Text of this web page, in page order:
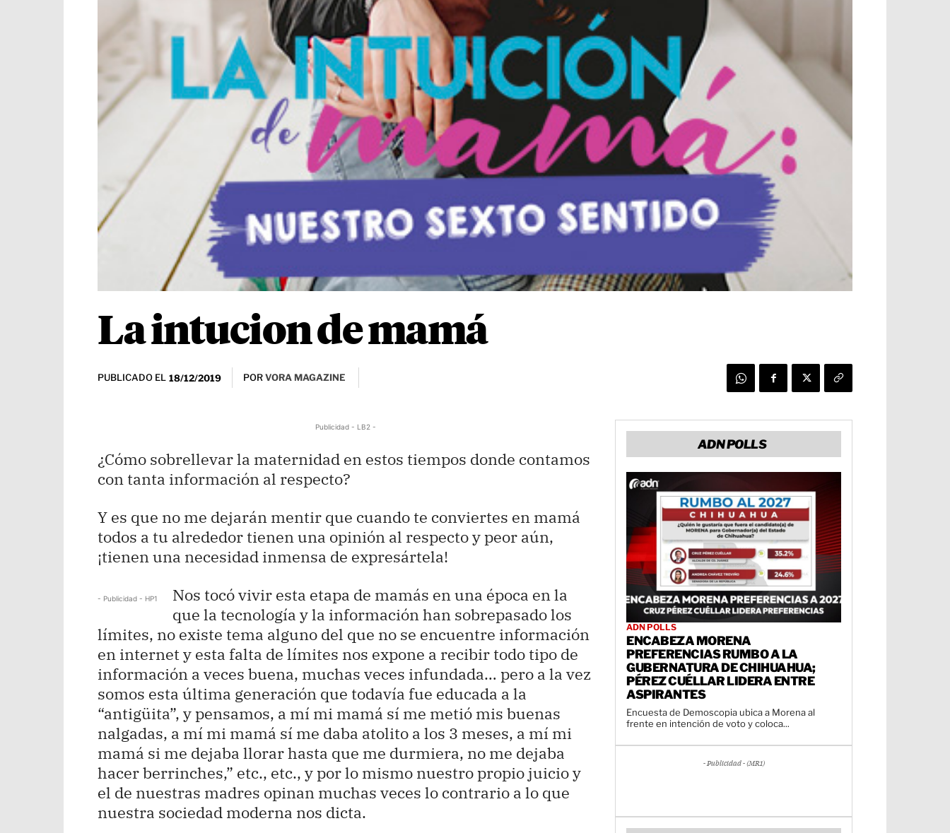
La intucion de mamá
PUBLICADO EL 18/12/2019 PORVORA MAGAZINE
Publicidad - LB2 -
¿Cómo sobrellevar la maternidad en estos tiempos donde contamos
con tanta información al respecto?
Y es que no me dejarán mentir que cuando te conviertes en mamá
todos a tu alrededor tienen una opinión al respecto y peor aún,
¡tienen una necesidad inmensa de expresártela!
- Publicidad - HP1
Nos tocó vivir esta etapa de mamás en una época en la
que la tecnología y la información han sobrepasado los
límites, no existe tema alguno del que no se encuentre información
en internet y esta falta de límites nos expone a recibir todo tipo de
información a veces buena, muchas veces infundada… pero a la vez
somos esta última generación que todavía fue educada a la
“antigüita”, y pensamos, a mí mi mamá sí me metió mis buenas
nalgadas, a mí mi mamá sí me daba atolito a los 3 meses, a mí mi
mamá si me dejaba llorar hasta que me durmiera, no me dejaba
hacer berrinches,” etc., etc., y por lo mismo nuestro propio juicio y
el de nuestras madres opinan muchas veces lo contrario a lo que
nuestra sociedad moderna nos dicta.
ADN POLLS
ADN POLLS
ENCABEZA MORENA
PREFERENCIAS RUMBO A LA
GUBERNATURA DE CHIHUAHUA;
PÉREZ CUÉLLAR LIDERA ENTRE
ASPIRANTES
Encuesta de Demoscopia ubica a Morena al
frente en intención de voto y coloca...
- Publicidad - (MR1)